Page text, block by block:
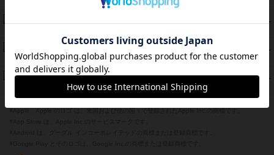
45 PT
PT
Bitter End ブタペスト救出作戦
紹介文なし 1件の投稿
42 PT
ドコジャン
紹介文あり 10件の投稿